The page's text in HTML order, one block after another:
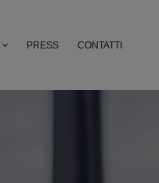
PRESS CONTATTI